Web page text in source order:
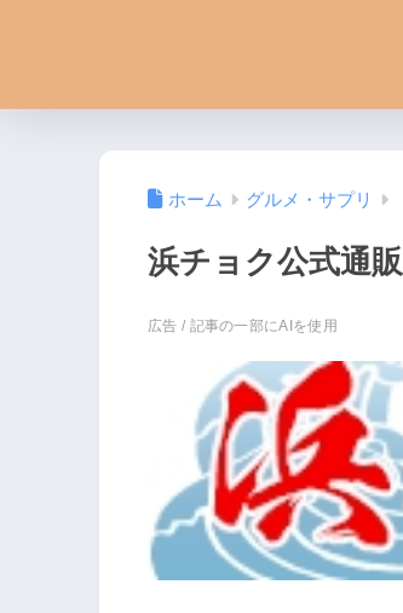
ホーム グルメ・サプリ
浜チョク公式通